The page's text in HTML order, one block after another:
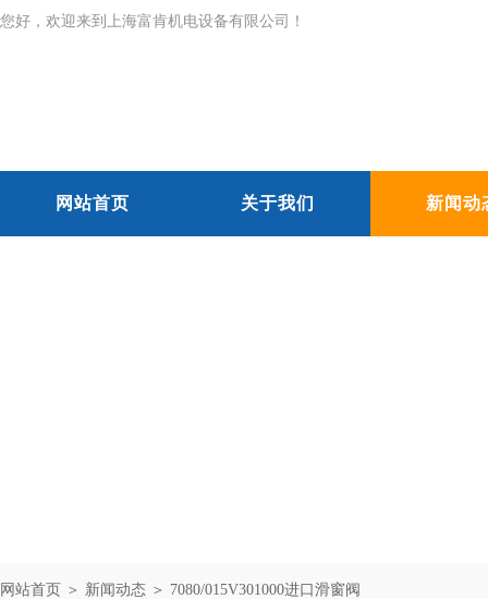
您好，欢迎来到上海富肯机电设备有限公司！
网站首页 关于我们 新闻动
网站首页 ＞ 新闻动态 ＞ 7080/015V301000进口滑窗阀